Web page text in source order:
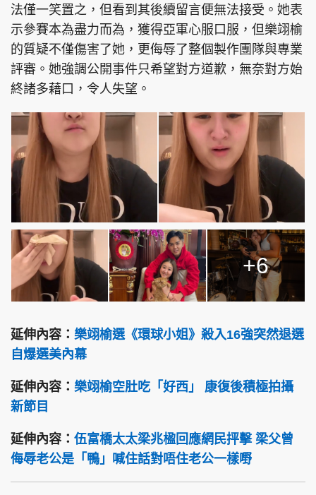
法僅一笑置之，但看到其後續留言便無法接受。她表
示參賽本為盡力而為，獲得亞軍心服口服，但樂翊榆
的質疑不僅傷害了她，更侮辱了整個製作團隊與專業
評審。她強調公開事件只希望對方道歉，無奈對方始
終諸多藉口，令人失望。
+6
延伸內容： 樂翊榆選《環球小姐》殺入16強突然退選
自爆選美內幕
延伸內容： 樂翊榆空肚吃「好西」 康復後積極拍攝
新節目
延伸內容： 伍富橋太太梁兆楹回應網民抨擊 梁父曾
侮辱老公是「鴨」喊住話對唔住老公一樣嘢